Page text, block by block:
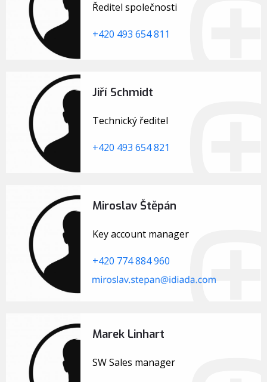
Ředitel společnosti
+420 493 654 811
Jiří Schmidt
Technický ředitel
+420 493 654 821
Miroslav Štěpán
Key account manager
+420 774 884 960
Marek Linhart
SW Sales manager